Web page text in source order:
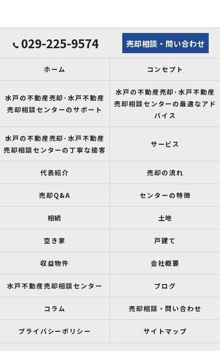
029-225-9574 売却相談・問い合わせ
ホーム コンセプト
水戸の不動産売却･水戸不動産
売却相談センターのサポート
水戸の不動産売却･水戸不動産
売却相談センターの最適なアド
バイス
水戸の不動産売却･水戸不動産
売却相談センターの丁寧な接客
サービス
代表紹介 売却の流れ
売却Q&A センターの特徴
相続 土地
空き家 戸建て
収益物件 会社概要
水戸不動産売却相談センター ブログ
コラム 売却相談・問い合わせ
プライバシーポリシー サイトマップ